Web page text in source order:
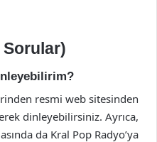
Sorular)
resmi web sitesinden
dinleyebilirsiniz. Ayrıca,
da Kral Pop Radyo’ya